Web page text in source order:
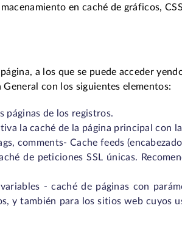
en caché de gráficos,
a los que se puede acceder
con los siguientes elementos:
páginas de los registros.
la caché de la página principal con
comments- Cache feeds
de peticiones SSL únicas.
- caché de páginas con
y también para los sitios web cuyos